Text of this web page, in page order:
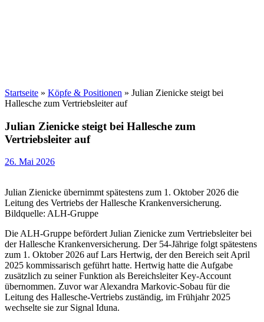
Startseite » Köpfe & Positionen » Julian Zienicke steigt bei
Hallesche zum Vertriebsleiter auf
Julian Zienicke steigt bei Hallesche zum
Vertriebsleiter auf
26. Mai 2026
Julian Zienicke übernimmt spätestens zum 1. Oktober 2026 die
Leitung des Vertriebs der Hallesche Krankenversicherung.
Bildquelle: ALH-Gruppe
Die ALH-Gruppe befördert Julian Zienicke zum Vertriebsleiter bei
der Hallesche Krankenversicherung. Der 54-Jährige folgt spätestens
zum 1. Oktober 2026 auf Lars Hertwig, der den Bereich seit April
2025 kommissarisch geführt hatte. Hertwig hatte die Aufgabe
zusätzlich zu seiner Funktion als Bereichsleiter Key-Account
übernommen. Zuvor war Alexandra Markovic-Sobau für die
Leitung des Hallesche-Vertriebs zuständig, im Frühjahr 2025
wechselte sie zur Signal Iduna.